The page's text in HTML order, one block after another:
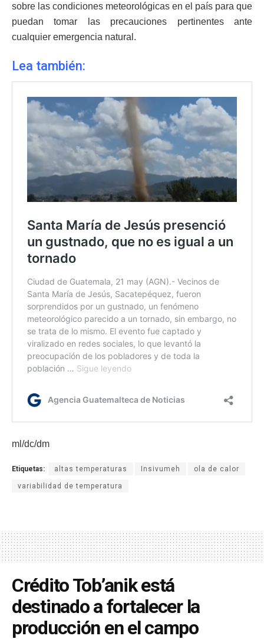
sobre las condiciones meteorológicas en el país para que
puedan tomar las precauciones pertinentes ante
cualquier emergencia natural.
Lea también:
ml/dc/dm
Etiquetas: altas temperaturas Insivumeh ola de calor
variabilidad de temperatura
Crédito Tob’anik está
destinado a fortalecer la
producción en el campo